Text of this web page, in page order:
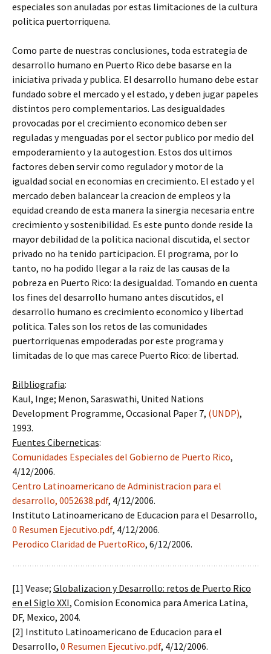
especiales son anuladas por estas limitaciones de la cultura
politica puertorriquena.
Como parte de nuestras conclusiones, toda estrategia de
desarrollo humano en Puerto Rico debe basarse en la
iniciativa privada y publica. El desarrollo humano debe estar
fundado sobre el mercado y el estado, y deben jugar papeles
distintos pero complementarios. Las desigualdades
provocadas por el crecimiento economico deben ser
reguladas y menguadas por el sector publico por medio del
empoderamiento y la autogestion. Estos dos ultimos
factores deben servir como regulador y motor de la
igualdad social en economias en crecimiento. El estado y el
mercado deben balancear la creacion de empleos y la
equidad creando de esta manera la sinergia necesaria entre
crecimiento y sostenibilidad. Es este punto donde reside la
mayor debilidad de la politica nacional discutida, el sector
privado no ha tenido participacion. El programa, por lo
tanto, no ha podido llegar a la raiz de las causas de la
pobreza en Puerto Rico: la desigualdad. Tomando en cuenta
los fines del desarrollo humano antes discutidos, el
desarrollo humano es crecimiento economico y libertad
politica. Tales son los retos de las comunidades
puertorriquenas empoderadas por este programa y
limitadas de lo que mas carece Puerto Rico: de libertad.
Bilbliografia:
Kaul, Inge; Menon, Saraswathi, United Nations
Development Programme, Occasional Paper 7, (UNDP),
1993.
Fuentes Ciberneticas:
Comunidades Especiales del Gobierno de Puerto Rico,
4/12/2006.
Centro Latinoamericano de Administracion para el
desarrollo, 0052638.pdf, 4/12/2006.
Instituto Latinoamericano de Educacion para el Desarrollo,
0 Resumen Ejecutivo.pdf, 4/12/2006.
Perodico Claridad de PuertoRico, 6/12/2006.
[1] Vease; Globalizacion y Desarrollo: retos de Puerto Rico
en el Siglo XXI, Comision Economica para America Latina,
DF, Mexico, 2004.
[2] Instituto Latinoamericano de Educacion para el
Desarrollo, 0 Resumen Ejecutivo.pdf, 4/12/2006.